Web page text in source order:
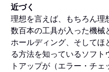
近づく
理想を言えば、もちろん理
数百本の工具が入った機械
ホールディング、そしてほ
る方法を知っているソフト
トアップが（エラー・チ